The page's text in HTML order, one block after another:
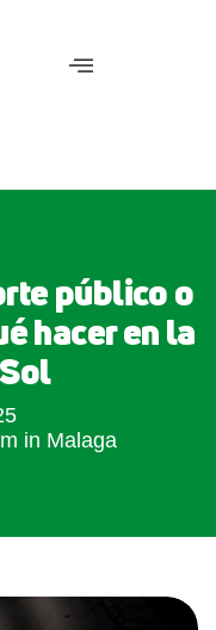
público o
hacer en la
in Malaga